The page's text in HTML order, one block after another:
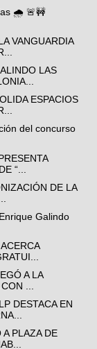
🌧️ 🚨🚧
VANGUARDIA
LAS
ESPACIOS
del concurso
“...
DE LA
Galindo
A LA
...
DESTACA EN
PLAZA DE